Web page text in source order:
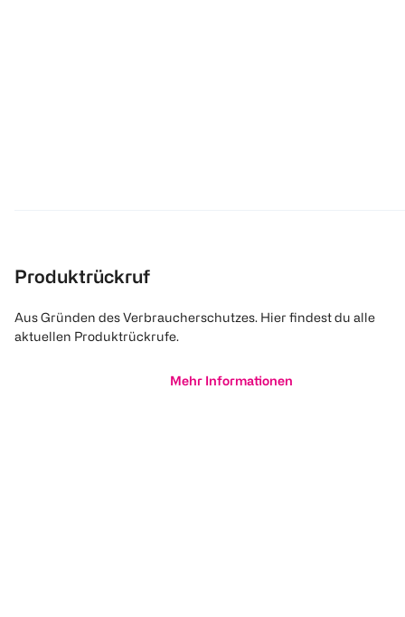
Produktrückruf
Aus Gründen des Verbraucherschutzes. Hier findest du alle
aktuellen Produktrückrufe.
Mehr Informationen